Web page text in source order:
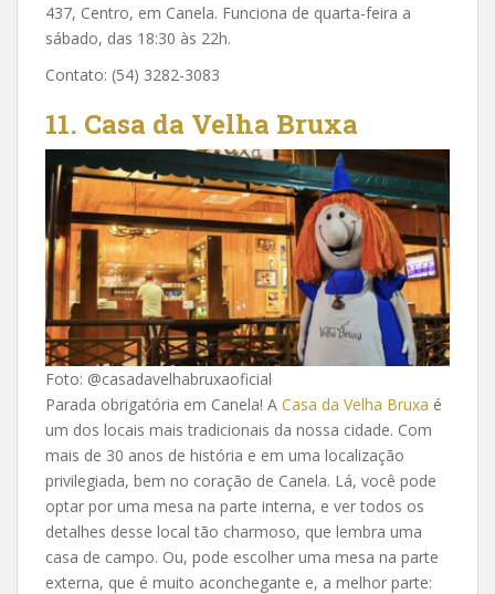
437, Centro, em Canela. Funciona de quarta-feira a
sábado, das 18:30 às 22h.
Contato: (54) 3282-3083
11. Casa da Velha Bruxa
Foto: @casadavelhabruxaoficial
Parada obrigatória em Canela! A Casa da Velha Bruxa é
um dos locais mais tradicionais da nossa cidade. Com
mais de 30 anos de história e em uma localização
privilegiada, bem no coração de Canela. Lá, você pode
optar por uma mesa na parte interna, e ver todos os
detalhes desse local tão charmoso, que lembra uma
casa de campo. Ou, pode escolher uma mesa na parte
externa, que é muito aconchegante e, a melhor parte: